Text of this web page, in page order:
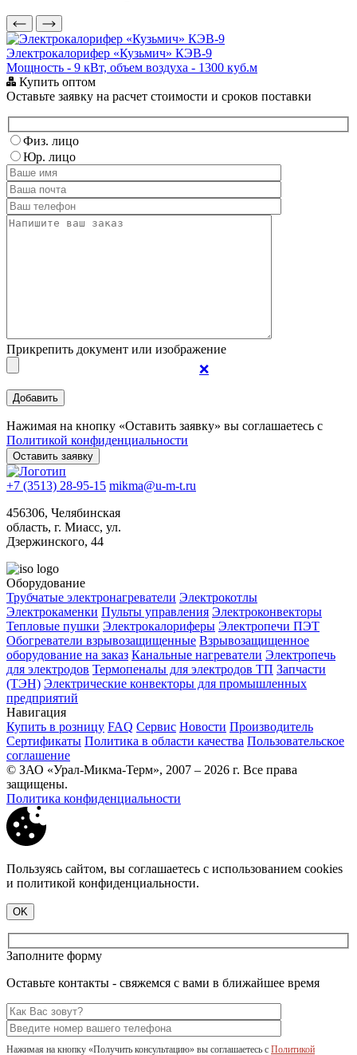
Электрокалорифер «Кузьмич» КЭВ-9
Мощность - 9 кВт, объем воздуха - 1300 куб.м
Купить оптом
Оставьте заявку на расчет стоимости и сроков поставки
Физ. лицо
Юр. лицо
Прикрепить документ или изображение
❌
Нажимая на кнопку «Оставить заявку» вы соглашаетесь с
Политикой конфиденциальности
+7 (3513) 28-95-15 mikma@u-m-t.ru
456306, Челябинская
область, г. Миасс, ул.
Дзержинского, 44
Оборудование
Трубчатые электронагреватели Электрокотлы
Электрокаменки Пульты управления Электроконвекторы
Тепловые пушки Электрокалориферы Электропечи ПЭТ
Обогреватели взрывозащищенные Взрывозащищенное
оборудование на заказ Канальные нагреватели Электропечь
для электродов Термопеналы для электродов ТП Запчасти
(ТЭН) Электрические конвекторы для промышленных
предприятий
Навигация
Купить в розницу FAQ Сервис Новости Производитель
Сертификаты Политика в области качества Пользовательское
соглашение
© ЗАО «Урал-Микма-Терм», 2007 – 2026 г. Все права
защищены.
Политика конфиденциальности
Пользуясь сайтом, вы соглашаетесь с использованием cookies
и политикой конфиденциальности.
OK
Заполните форму
Оставьте контакты - свяжемся с вами в ближайшее время
Нажимая на кнопку «Получить консультацию» вы соглашаетесь с Политикой